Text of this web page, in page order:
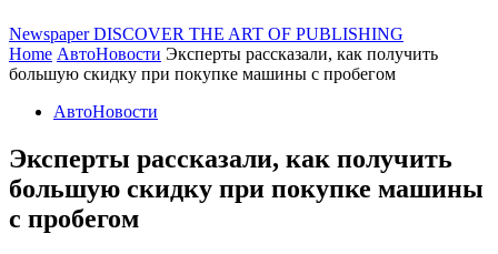
Newspaper DISCOVER THE ART OF PUBLISHING
Home АвтоНовости Эксперты рассказали, как получить
большую скидку при покупке машины с пробегом
АвтоНовости
Эксперты рассказали, как получить
большую скидку при покупке машины
с пробегом